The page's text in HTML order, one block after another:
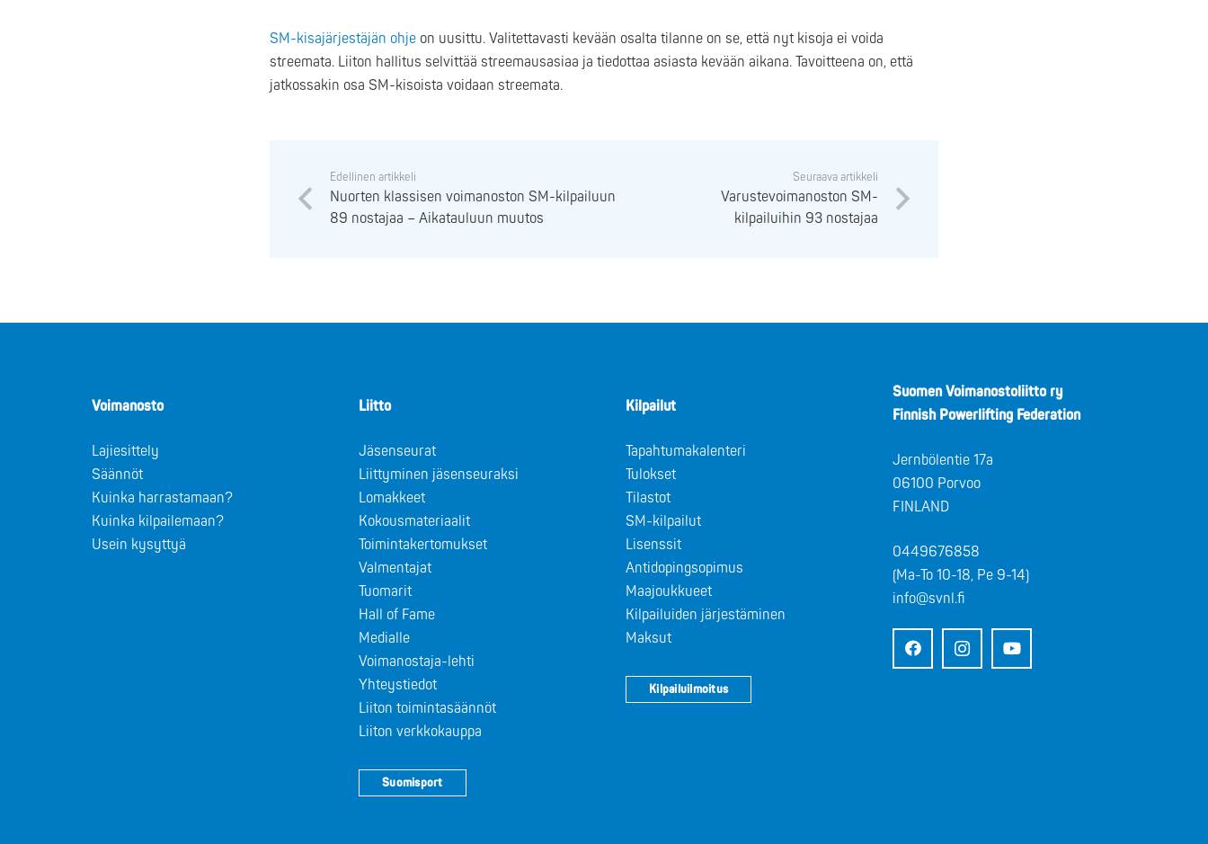
SM-kisajärjestäjän ohjeon uusittu. Valitettavasti kevään osalta tilanne on se, että nyt kisoja ei voida
streemata. Liiton hallitus selvittää streemausasiaa ja tiedottaa asiasta kevään aikana. Tavoitteena on, että
jatkossakin osa SM-kisoista voidaan streemata.
Edellinen artikkeli
Nuorten klassisen voimanoston SM-kilpailuun
89 nostajaa – Aikatauluun muutos
Seuraava artikkeli
Varustevoimanoston SM-
kilpailuihin 93 nostajaa
Voimanosto
Lajiesittely
Säännöt
Kuinka harrastamaan?
Kuinka kilpailemaan?
Usein kysyttyä
Liitto
Jäsenseurat
Liittyminen jäsenseuraksi
Lomakkeet
Kokousmateriaalit
Toimintakertomukset
Valmentajat
Tuomarit
Hall of Fame
Medialle
Voimanostaja-lehti
Yhteystiedot
Liiton toimintasäännöt
Liiton verkkokauppa
Suomisport
Kilpailut
Tapahtumakalenteri
Tulokset
Tilastot
SM-kilpailut
Lisenssit
Antidopingsopimus
Maajoukkueet
Kilpailuiden järjestäminen
Maksut
Kilpailuilmoitus
Suomen Voimanostoliitto ry
Finnish Powerlifting Federation
Jernbölentie 17a
06100 Porvoo
FINLAND
0449676858
(Ma-To 10-18, Pe 9-14)
info@svnl.fi